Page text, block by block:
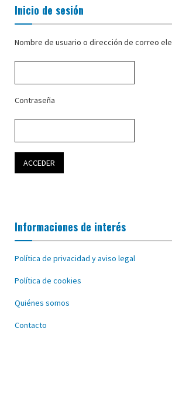
Inicio de sesión
Nombre de usuario o dirección de correo
Contraseña
Informaciones de interés
Política de privacidad y aviso legal
Política de cookies
Quiénes somos
Contacto